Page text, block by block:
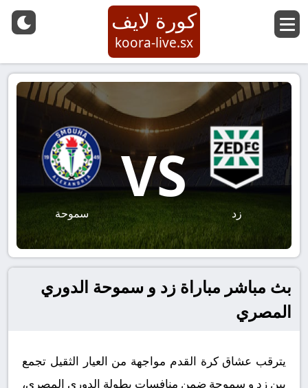
كورة لايف
koora-live.sx
زد
VS
سموحة
بث مباشر مباراة زد و سموحة الدوري
المصري
يترقب عشاق كرة القدم مواجهة من العيار الثقيل تجمع
بين زد و سموحة ضمن منافسات بطولة الدوري المصري،